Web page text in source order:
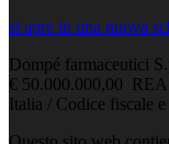
si apre in una nuova
Dompé farmaceutici
€ 50.000.000,00 REA
Italia / Codice fiscale